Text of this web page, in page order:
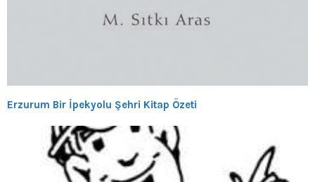
Erzurum Bir İpekyolu Şehri Kitap Özeti